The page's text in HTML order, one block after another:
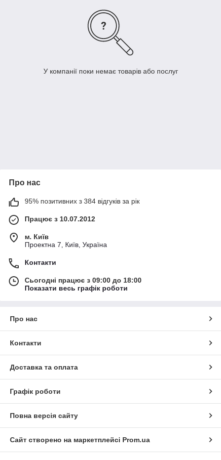
У компанії поки немає товарів або послуг
Про нас
95% позитивних з 384 відгуків за рік
Працює з 10.07.2012
м. Київ
Проектна 7, Київ, Україна
Контакти
Сьогодні працює з 09:00 до 18:00
Показати весь графік роботи
Про нас
Контакти
Доставка та оплата
Графік роботи
Повна версія сайту
Сайт створено на маркетплейсі Prom.ua